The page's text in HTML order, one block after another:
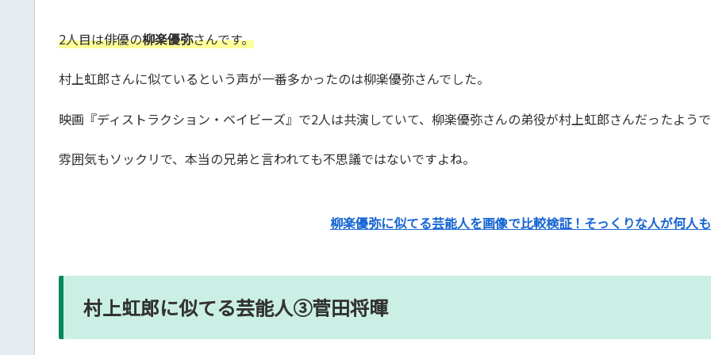
2人目は俳優の柳楽優弥さんです。
村上虹郎さんに似ているという声が一番多かったのは柳楽優弥さんでした。
映画『ディストラクション・ベイビーズ』で2人は共演していて、 柳楽優弥さんの弟役が村上虹郎さんだったようで
雰囲気もソックリで、本当の兄弟と言われても不思議ではないですよね。
柳楽優弥に似てる芸能人を画像で比較検証！そっくりな人が何人
村上虹郎に似てる芸能人③菅田将暉